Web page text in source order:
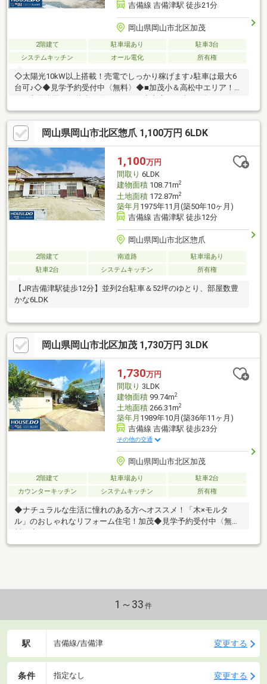
吉備線 吉備津駅 徒歩21分
岡山県岡山市北区加茂
2階建て 駐車場あり
駐車3台
システムキッチン
オール電化 所有権
◇太陽光10kW以上搭載！売電でしっかり稼げます♪駐車は最大6
台可♪◇◆見学予約受付中〈無料〉◆■加茂小＆高松中エリア！
岡山県岡山市北区惣爪 1,100万円 6LDK
1,100万円
間取り 6LDK
建物面積108.71m2
土地面積172.87m2
築年月 1975年11月(築50年10ヶ月)
吉備線 吉備津駅 徒歩12分
岡山県岡山市北区惣爪
2階建て 南道路
駐車場あり
駐車2台
システムキッチン 所有権
【JR吉備津駅徒歩12分】並列2台駐車＆52坪のゆとり、部屋数豊
かな6LDK
岡山県岡山市北区加茂 1,730万円 3LDK
1,730万円
間取り 3LDK
建物面積99.74m2
土地面積266.31m2
築年月 1989年10月(築36年11ヶ月)
吉備線 吉備津駅 徒歩23分
その他の交通
岡山県岡山市北区加茂
2階建て 駐車場あり
駐車2台
カウンターキッチン
システムキッチン 所有権
◆ナチュラルな生活に憧れのある方へオススメ！「木×モルタ
ル」のおしゃれなリフォーム住宅！加茂◆見学予約受付中〈無
1～33 件
駅 吉備線/吉備津 変更する
条件 指定なし 変更する